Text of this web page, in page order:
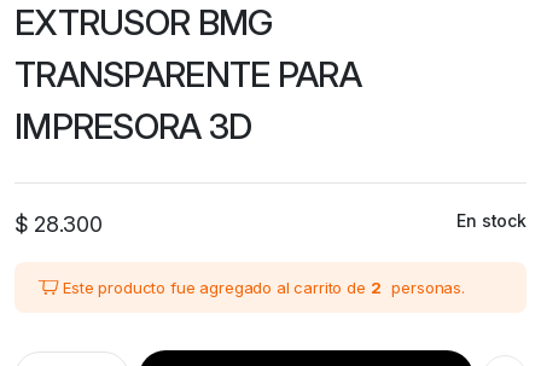
EXTRUSOR BMG
TRANSPARENTE PARA
IMPRESORA 3D
$ 28.300 En stock
Este producto fue agregado al carrito de 2 personas.